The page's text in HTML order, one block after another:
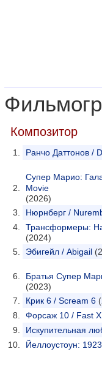
Композитор
Ранчо Даттонов /
Супер Марио:
Movie
(2026)
Нюрнберг /
Трансформеры:
(2024)
Эбигейл / Abigail
Братья Супер
(2023)
Крик 6 / Scream 6
Форсаж 10 / Fast X
Искупительная
Йеллоустоун: